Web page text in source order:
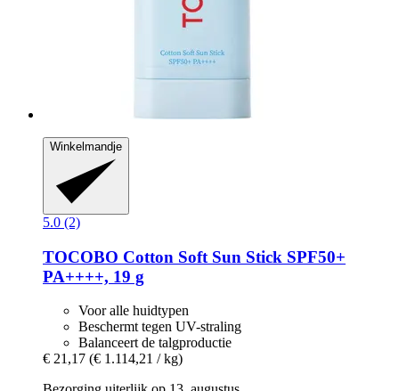
Winkelmandje
5.0 (2)
TOCOBO Cotton Soft Sun Stick SPF50+
PA++++, 19 g
Voor alle huidtypen
Beschermt tegen UV-straling
Balanceert de talgproductie
€ 21,17 (€ 1.114,21 / kg)